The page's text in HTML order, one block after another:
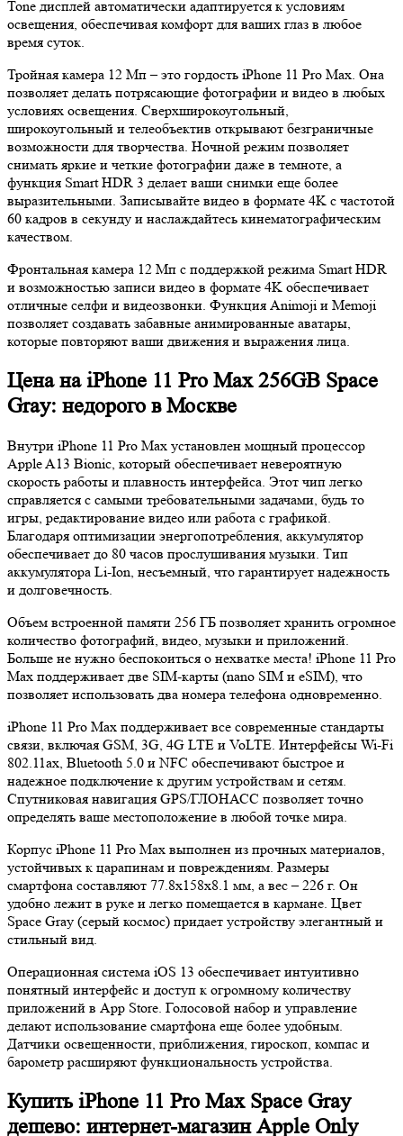
Tone дисплей автоматически адаптируется к условиям
освещения, обеспечивая комфорт для ваших глаз в любое
время суток.
Тройная камера 12 Мп – это гордость iPhone 11 Pro Max. Она
позволяет делать потрясающие фотографии и видео в любых
условиях освещения. Сверхширокоугольный,
широкоугольный и телеобъектив открывают безграничные
возможности для творчества. Ночной режим позволяет
снимать яркие и четкие фотографии даже в темноте, а
функция Smart HDR 3 делает ваши снимки еще более
выразительными. Записывайте видео в формате 4K с частотой
60 кадров в секунду и наслаждайтесь кинематографическим
качеством.
Фронтальная камера 12 Мп с поддержкой режима Smart HDR
и возможностью записи видео в формате 4K обеспечивает
отличные селфи и видеозвонки. Функция Animoji и Memoji
позволяет создавать забавные анимированные аватары,
которые повторяют ваши движения и выражения лица.
Цена на iPhone 11 Pro Max 256GB Space
Gray: недорого в Москве
Внутри iPhone 11 Pro Max установлен мощный процессор
Apple A13 Bionic, который обеспечивает невероятную
скорость работы и плавность интерфейса. Этот чип легко
справляется с самыми требовательными задачами, будь то
игры, редактирование видео или работа с графикой.
Благодаря оптимизации энергопотребления, аккумулятор
обеспечивает до 80 часов прослушивания музыки. Тип
аккумулятора Li-Ion, несъемный, что гарантирует надежность
и долговечность.
Объем встроенной памяти 256 ГБ позволяет хранить огромное
количество фотографий, видео, музыки и приложений.
Больше не нужно беспокоиться о нехватке места! iPhone 11 Pro
Max поддерживает две SIM-карты (nano SIM и eSIM), что
позволяет использовать два номера телефона одновременно.
iPhone 11 Pro Max поддерживает все современные стандарты
связи, включая GSM, 3G, 4G LTE и VoLTE. Интерфейсы Wi-Fi
802.11ax, Bluetooth 5.0 и NFC обеспечивают быстрое и
надежное подключение к другим устройствам и сетям.
Спутниковая навигация GPS/ГЛОНАСС позволяет точно
определять ваше местоположение в любой точке мира.
Корпус iPhone 11 Pro Max выполнен из прочных материалов,
устойчивых к царапинам и повреждениям. Размеры
смартфона составляют 77.8x158x8.1 мм, а вес – 226 г. Он
удобно лежит в руке и легко помещается в кармане. Цвет
Space Gray (серый космос) придает устройству элегантный и
стильный вид.
Операционная система iOS 13 обеспечивает интуитивно
понятный интерфейс и доступ к огромному количеству
приложений в App Store. Голосовой набор и управление
делают использование смартфона еще более удобным.
Датчики освещенности, приближения, гироскоп, компас и
барометр расширяют функциональность устройства.
Купить iPhone 11 Pro Max Space Gray
дешево: интернет-магазин Apple Only